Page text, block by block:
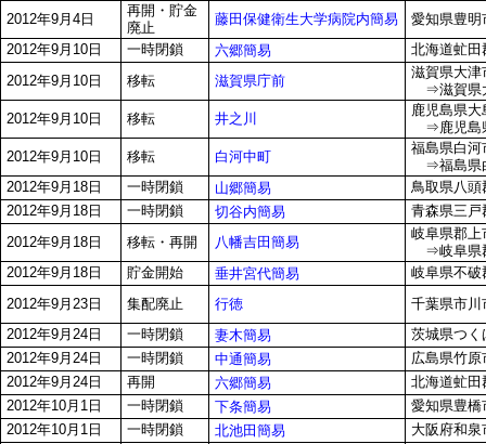
2012年9月4日
再開・貯金
廃止
藤田保健衛生大学病院内簡易
愛知県豊明
2012年9月10日
一時閉鎖 六郷簡易
北海道虻田
2012年9月10日
移転 滋賀県庁前
滋賀県大津
⇒滋賀県
2012年9月10日
移転 井之川
鹿児島県
⇒鹿児島
2012年9月10日
移転 白河中町
福島県白河
⇒福島県
2012年9月18日
一時閉鎖 山郷簡易
鳥取県八頭
2012年9月18日
一時閉鎖 切谷内簡易
青森県三戸
2012年9月18日
移転・再開 八幡吉田簡易
岐阜県郡上
⇒岐阜県
2012年9月18日
貯金開始 垂井宮代簡易
岐阜県不破
2012年9月23日
集配廃止 行徳
千葉県市川
2012年9月24日
一時閉鎖 妻木簡易
茨城県つく
2012年9月24日
一時閉鎖 中通簡易
広島県竹原
2012年9月24日
再開 六郷簡易
北海道虻田
2012年10月1日
一時閉鎖 下条簡易
愛知県豊橋
2012年10月1日
一時閉鎖 北池田簡易
大阪府和泉